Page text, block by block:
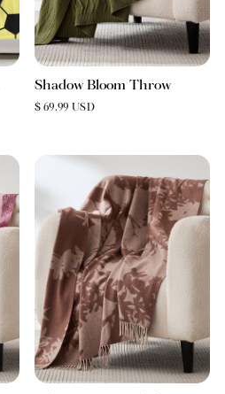
Shadow Bloom Throw
$ 69.99 USD